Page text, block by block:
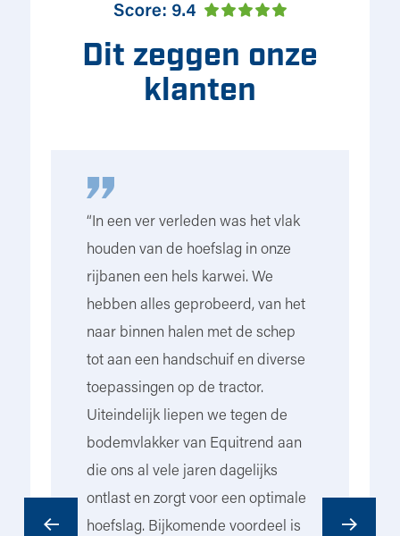
Dit zeggen onze
klanten
“In een ver verleden was het vlak
houden van de hoefslag in onze
rijbanen een hels karwei. We
hebben alles geprobeerd, van het
naar binnen halen met de schep
tot aan een handschuif en diverse
toepassingen op de tractor.
Uiteindelijk liepen we tegen de
bodemvlakker van Equitrend aan
die ons al vele jaren dagelijks
ontlast en zorgt voor een optimale
hoefslag. Bijkomende voordeel is